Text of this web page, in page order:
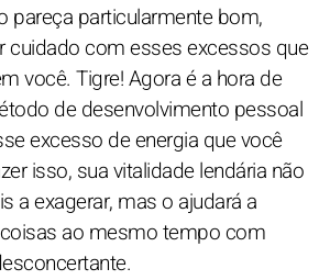
pareça particularmente bom,
cuidado com esses excessos que
você. Tigre! Agora é a hora de
de desenvolvimento pessoal
excesso de energia que você
isso, sua vitalidade lendária não
a exagerar, mas o ajudará a
ao mesmo tempo com